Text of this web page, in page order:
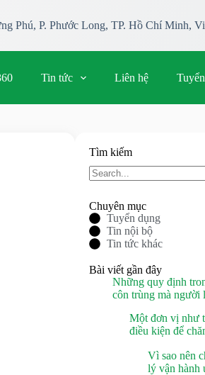
Phú, P. Phước Long, TP. Hồ Chí Minh,
Tin tức Liên hệ
Tìm kiếm
Chuyên mục
Tuyển dụng
Tin nội bộ
Tin tức khác
Bài viết gần đây
Những quy định
côn trùng mà người
Một đơn vị như
điều kiện để
Vì sao nên
lý vận hành